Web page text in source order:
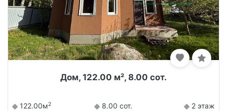
Дом, 122.00 м², 8.00 сот.
122.00м2 8.00 сот.
2 этаж